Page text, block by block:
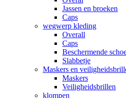
Jassen en broeken
Caps
wegwerp kleding
Overall
Caps
Beschermende
Slabbetje
Maskers en
Maskers
Veiligheidsbrillen
klompen